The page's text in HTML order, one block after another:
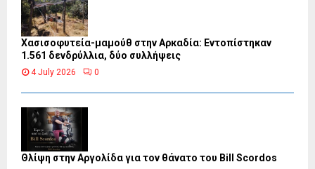
Χασισοφυτεία-μαμούθ στην Αρκαδία: Εντοπίστηκαν
1.561 δενδρύλλια, δύο συλλήψεις
4 July 2026 0
Θλίψη στην Αργολίδα για τον θάνατο του Bill Scordos